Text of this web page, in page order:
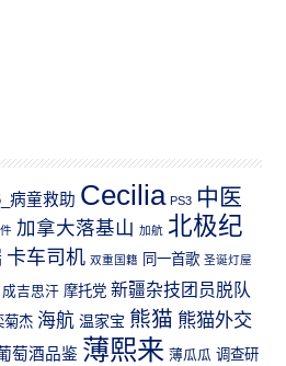
病童救助 Cecilia PS3 中医
加拿大落基山 加航 北极纪
卡车司机 双重国籍 同一首歌 圣诞灯屋
成吉思汗 摩托党 新疆杂技团员脱队
菊杰 海航 温家宝 熊猫 熊猫外交
萄酒品鉴 薄熙来 薄瓜瓜 调查研